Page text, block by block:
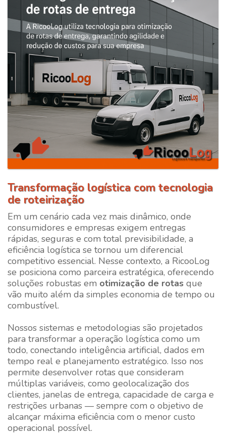
Transformação logística com tecnologia
de roteirização
Em um cenário cada vez mais dinâmico, onde
consumidores e empresas exigem entregas
rápidas, seguras e com total previsibilidade, a
eficiência logística se tornou um diferencial
competitivo essencial. Nesse contexto, a RicooLog
se posiciona como parceira estratégica, oferecendo
soluções robustas em otimização de rotas que
vão muito além da simples economia de tempo ou
combustível.
Nossos sistemas e metodologias são projetados
para transformar a operação logística como um
todo, conectando inteligência artificial, dados em
tempo real e planejamento estratégico. Isso nos
permite desenvolver rotas que consideram
múltiplas variáveis, como geolocalização dos
clientes, janelas de entrega, capacidade de carga e
restrições urbanas — sempre com o objetivo de
alcançar máxima eficiência com o menor custo
operacional possível.